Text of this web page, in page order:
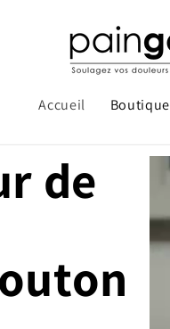
Accueil Boutique
de